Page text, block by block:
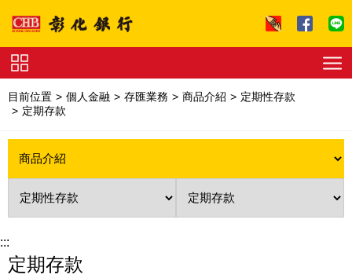
證
券
下
費
標
準
理
財
試
結
法
拍
目前位置 個人金融 存匯業務 商品介紹
定期性存款
定期存款
:::
定期存款